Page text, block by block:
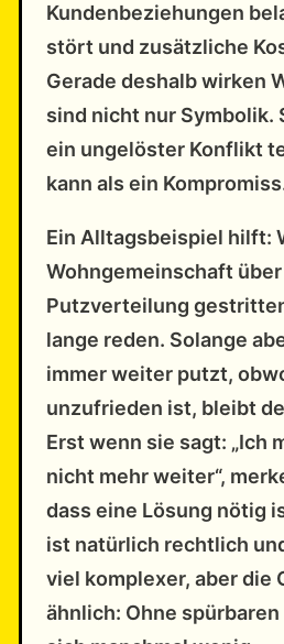
Kundenbeziehungen
stört und zusätzliche
Gerade deshalb wirken
sind nicht nur Symbolik.
ein ungelöster Konflikt
kann als ein
Ein Alltagsbeispiel hilft:
Wohngemeinschaft
Putzverteilung
lange reden. Solange
immer weiter putzt,
unzufrieden ist, bleibt
Erst wenn sie sagt: „Ich
nicht mehr weiter“,
dass eine Lösung nötig
ist natürlich rechtlich
viel komplexer, aber die
ähnlich: Ohne